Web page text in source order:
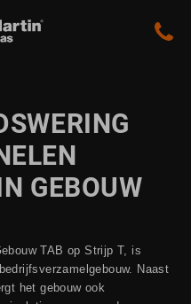
GEBOUW
TAB op Strijp T, is
Naast
het gebouw ook